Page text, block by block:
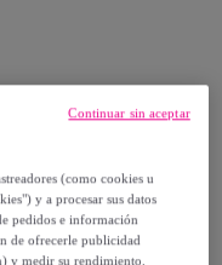
(como cookies u
y a procesar sus datos
pedidos e información
de ofrecerle publicidad
y medir su rendimiento,
Continuar sin aceptar